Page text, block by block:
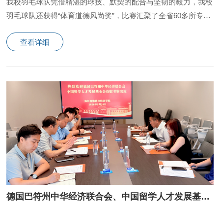
我校羽毛球队凭借精湛的球技、默契的配合与坚韧的毅力，我校
羽毛球队还获得“体育道德风尚奖”，比赛汇聚了全省60多所专科
查看详细
德国巴符州中华经济联合会、中国留学人才发展基金会莅临我校考察交流